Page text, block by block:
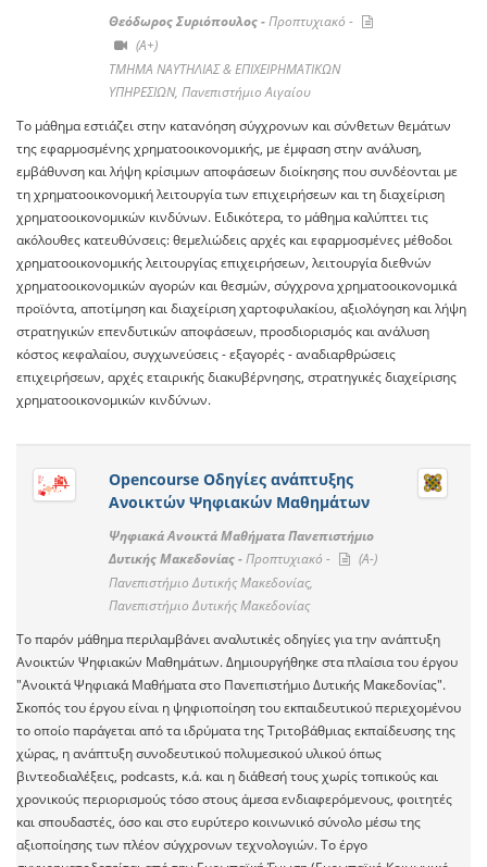
Θεόδωρος Συριόπουλος -Προπτυχιακό -
(A+)
ΤΜΗΜΑ ΝΑΥΤΗΛΙΑΣ & ΕΠΙΧΕΙΡΗΜΑΤΙΚΩΝ
ΥΠΗΡΕΣΙΩΝ, Πανεπιστήμιο Αιγαίου
Το μάθημα εστιάζει στην κατανόηση σύγχρονων και σύνθετων θεμάτων
της εφαρμοσμένης χρηματοοικονομικής, με έμφαση στην ανάλυση,
εμβάθυνση και λήψη κρίσιμων αποφάσεων διοίκησης που συνδέονται με
τη χρηματοοικονομική λειτουργία των επιχειρήσεων και τη διαχείριση
χρηματοοικονομικών κινδύνων. Ειδικότερα, το μάθημα καλύπτει τις
ακόλουθες κατευθύνσεις: θεμελιώδεις αρχές και εφαρμοσμένες μέθοδοι
χρηματοοικονομικής λειτουργίας επιχειρήσεων, λειτουργία διεθνών
χρηματοοικονομικών αγορών και θεσμών, σύγχρονα χρηματοοικονομικά
προϊόντα, αποτίμηση και διαχείριση χαρτοφυλακίου, αξιολόγηση και λήψη
στρατηγικών επενδυτικών αποφάσεων, προσδιορισμός και ανάλυση
κόστος κεφαλαίου, συγχωνεύσεις - εξαγορές - αναδιαρθρώσεις
επιχειρήσεων, αρχές εταιρικής διακυβέρνησης, στρατηγικές διαχείρισης
χρηματοοικονομικών κινδύνων.
Opencourse Οδηγίες ανάπτυξης
Ανοικτών Ψηφιακών Μαθημάτων
Ψηφιακά Ανοικτά Μαθήματα Πανεπιστήμιο
Δυτικής Μακεδονίας -Προπτυχιακό -
(A-)
Πανεπιστήμιο Δυτικής Μακεδονίας,
Πανεπιστήμιο Δυτικής Μακεδονίας
To παρόν μάθημα περιλαμβάνει αναλυτικές οδηγίες για την ανάπτυξη
Ανοικτών Ψηφιακών Μαθημάτων. Δημιουργήθηκε στα πλαίσια του έργου
"Ανοικτά Ψηφιακά Μαθήματα στο Πανεπιστήμιο Δυτικής Μακεδονίας".
Σκοπός του έργου είναι η ψηφιοποίηση του εκπαιδευτικού περιεχομένου
το οποίο παράγεται από τα ιδρύματα της Τριτοβάθμιας εκπαίδευσης της
χώρας, η ανάπτυξη συνοδευτικού πολυμεσικού υλικού όπως
βιντεοδιαλέξεις, podcasts, κ.ά. και η διάθεσή τους χωρίς τοπικούς και
χρονικούς περιορισμούς τόσο στους άμεσα ενδιαφερόμενους, φοιτητές
και σπουδαστές, όσο και στο ευρύτερο κοινωνικό σύνολο μέσω της
αξιοποίησης των πλέον σύγχρονων τεχνολογιών. Το έργο